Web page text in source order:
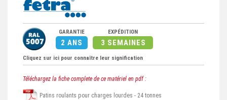
GARANTIE
2 ANS
EXPÉDITION
3 SEMAINES
Cliquez sur ici pour connaître leur signification
Téléchargez la fiche complete de ce matériel en pdf :
Patins roulants pour charges lourdes - 24 tonnes